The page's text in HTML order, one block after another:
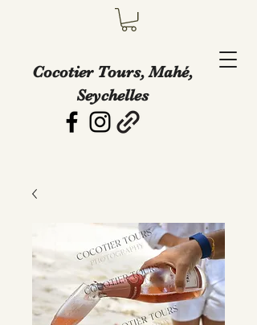
Cocotier Tours, Mahé,
Seychelles